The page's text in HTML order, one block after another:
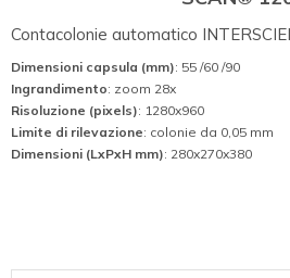
Contacolonie automatico
Dimensioni capsula (mm): 55 /60 /90
Ingrandimento: zoom 28x
Risoluzione (pixels): 1280x960
Limite di rilevazione: colonie da 0,05 mm
Dimensioni (LxPxH mm): 280x270x380